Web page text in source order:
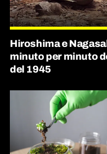
Hiroshima e
minuto per minuto
del 1945